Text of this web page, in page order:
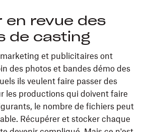
en revue des
de casting
et publicitaires ont
des photos et bandes démo des
ils veulent faire passer des
les productions qui doivent faire
le nombre de fichiers peut
Récupérer et stocker chaque